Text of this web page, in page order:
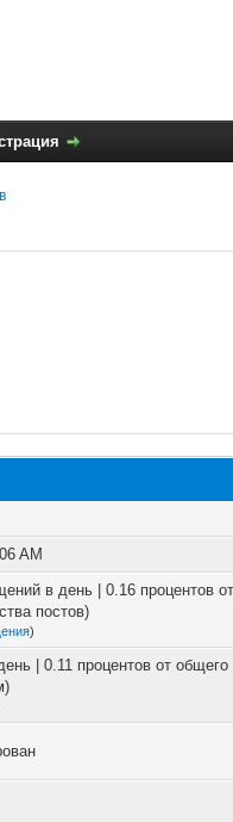
AM
в день | 0.16 процентов от
постов)
)
| 0.11 процентов от общего